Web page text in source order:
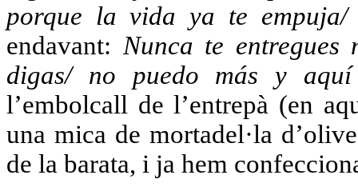
porque la vida ya te
endavant:Nunca te
digas/ no puedo más y aquí
l’embolcall de l’entrepà (en
una mica de mortadel·la
de la barata, i ja hem